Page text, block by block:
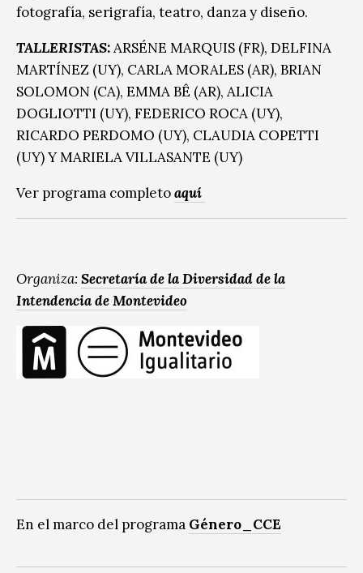
fotografía, serigrafía, teatro, danza y diseño.
TALLERISTAS:ARSÉNE MARQUIS (FR), DELFINA
MARTÍNEZ (UY), CARLA MORALES (AR), BRIAN
SOLOMON (CA), EMMA BÊ (AR), ALICIA
DOGLIOTTI (UY), FEDERICO ROCA (UY),
RICARDO PERDOMO (UY), CLAUDIA COPETTI
(UY) Y MARIELA VILLASANTE (UY)
Ver programa completoaquí
Organiza: Secretaría de la Diversidad de la
Intendencia de Montevideo
En el marco del programa Género_CCE